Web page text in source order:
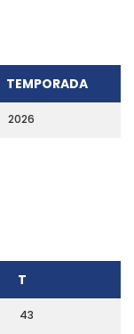
TEMPORADA
2026
T
43